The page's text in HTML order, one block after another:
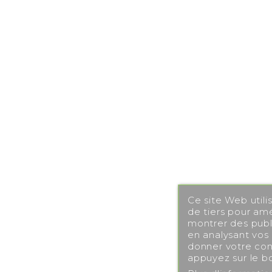
Ce site Web
de tiers pour
montrer des
en analysant
donner votre
appuyez sur le